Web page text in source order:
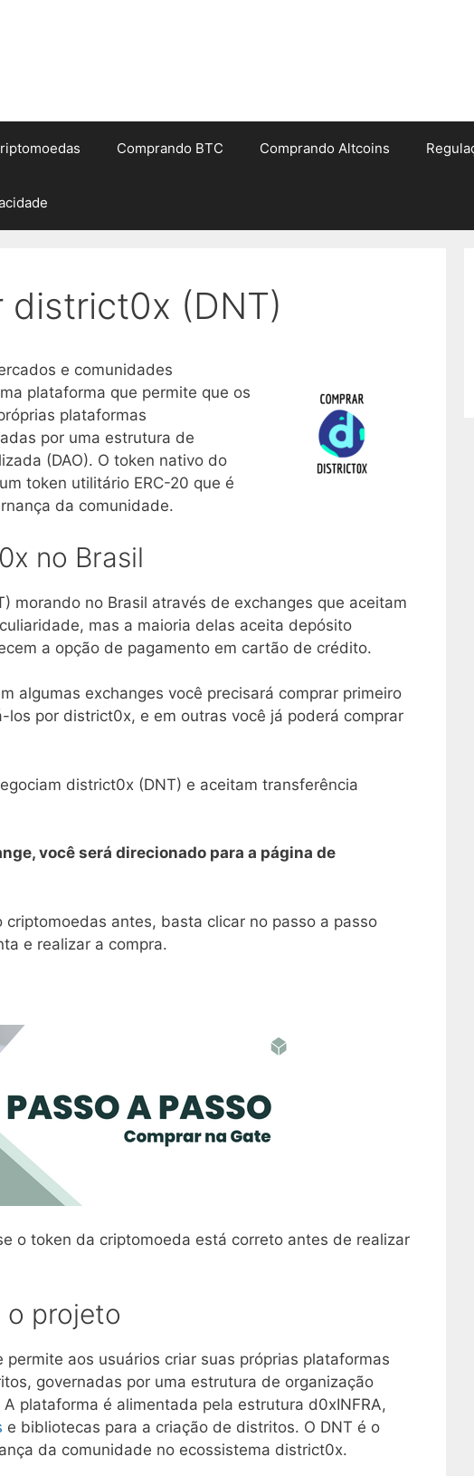
Comprando BTC Comprando Altcoins
district0x (DNT)
e comunidades
plataforma que permite que os
plataformas
por uma estrutura de
(DAO). O token nativo do
token utilitário ERC-20 que é
da comunidade.
no Brasil
morando no Brasil através de exchanges que aceitam
mas a maioria delas aceita depósito
a opção de pagamento em cartão de crédito.
algumas exchanges você precisará comprar primeiro
los por district0x, e em outras você já poderá comprar
district0x (DNT) e aceitam transferência
você será direcionado para a página de
criptomoedas antes, basta clicar no passo a passo
e realizar a compra.
o token da criptomoeda está correto antes de realizar
o projeto
aos usuários criar suas próprias plataformas
governadas por uma estrutura de organização
plataforma é alimentada pela estrutura d0xINFRA,
e bibliotecas para a criação de distritos. O DNT é o
da comunidade no ecossistema district0x.